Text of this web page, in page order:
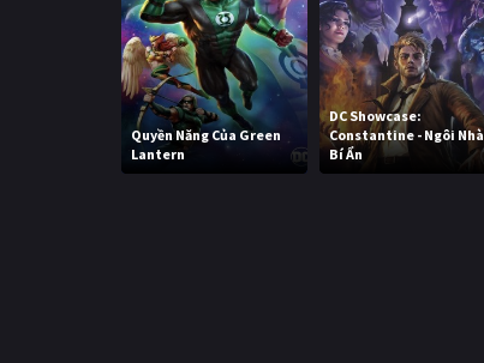
Quyền Năng Của Green
Lantern
DC Showcase:
Constantine - Ngôi Nhà
Bí Ẩn